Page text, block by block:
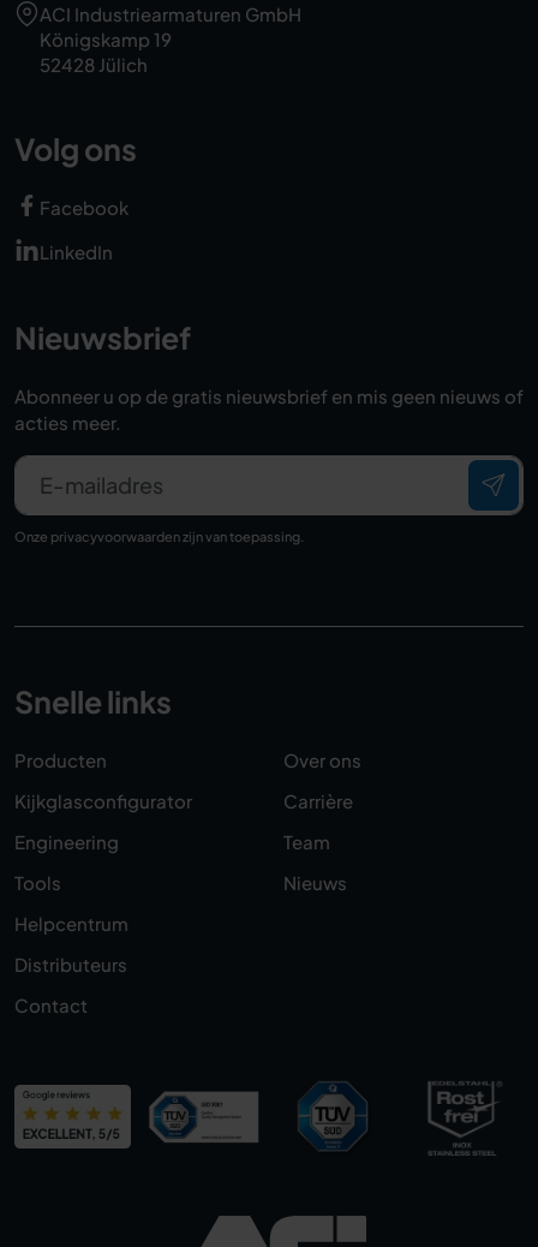
ACI Industriearmaturen GmbH
Königskamp 19
52428 Jülich
Volg ons
Facebook
LinkedIn
Nieuwsbrief
Abonneer u op de gratis nieuwsbrief en mis geen nieuws of
acties meer.
E-mailadres
Onze privacyvoorwaardenzijn van toepassing.
Snelle links
Producten
Kijkglasconfigurator
Engineering
Tools
Helpcentrum
Over ons
Carrière
Team
Nieuws
Distributeurs
Contact